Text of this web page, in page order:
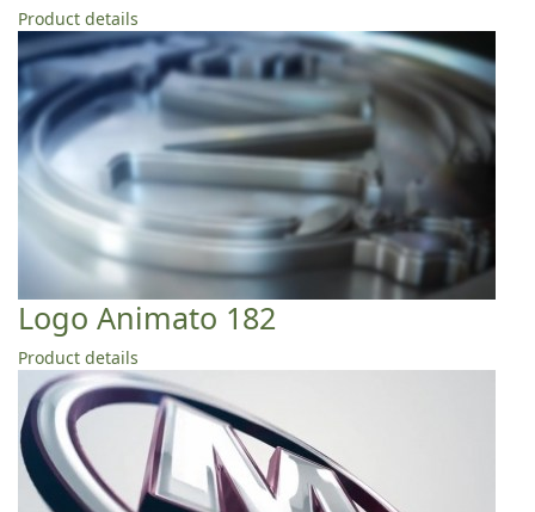
Product details
Logo Animato 182
Product details